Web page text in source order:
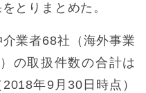
とりまとめた。
業者68社（海外事業
の取扱件数の合計は
年9月30日時点）